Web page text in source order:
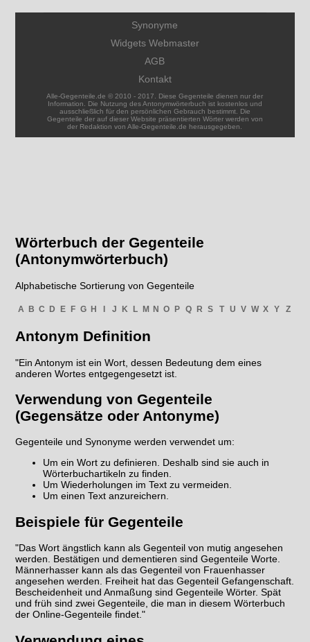
Synonyme
Widgets Webmaster
AGB
Kontakt
Alle-Gegenteile.de © 2010 - 2017. Diese Gegenteile dienen nur der
Information. Die Nutzung des Antonymwörterbuch ist kostenlos und
ausschließlich für den persönlichen Gebrauch bestimmt. Die
Gegenteile der auf dieser Website präsentierten Wörter werden von
der Redaktion von Alle-Gegenteile.de herausgegeben.
Wörterbuch der Gegenteile
(Antonymwörterbuch)
Alphabetische Sortierung von Gegenteile
A B C D E F G H I J K L M N O P Q R S T U V W X Y Z
Antonym Definition
"Ein Antonym ist ein Wort, dessen Bedeutung dem eines
anderen Wortes entgegengesetzt ist.
Verwendung von Gegenteile
(Gegensätze oder Antonyme)
Gegenteile und Synonyme werden verwendet um:
Um ein Wort zu definieren. Deshalb sind sie auch in
Wörterbuchartikeln zu finden.
Um Wiederholungen im Text zu vermeiden.
Um einen Text anzureichern.
Beispiele für Gegenteile
"Das Wort ängstlich kann als Gegenteil von mutig angesehen
werden. Bestätigen und dementieren sind Gegenteile Worte.
Männerhasser kann als das Gegenteil von Frauenhasser
angesehen werden. Freiheit hat das Gegenteil Gefangenschaft.
Bescheidenheit und Anmaßung sind Gegenteile Wörter. Spät
und früh sind zwei Gegenteile, die man in diesem Wörterbuch
der Online-Gegenteile findet."